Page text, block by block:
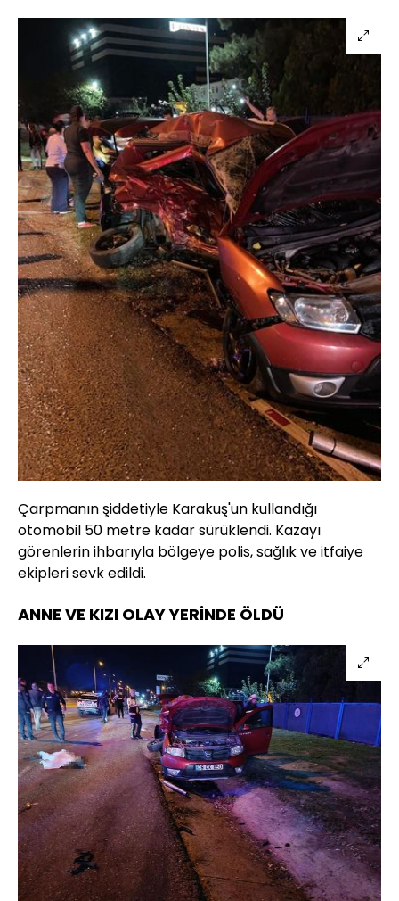
Çarpmanın şiddetiyle Karakuş'un kullandığı
otomobil 50 metre kadar sürüklendi. Kazayı
görenlerin ihbarıyla bölgeye polis, sağlık ve itfaiye
ekipleri sevk edildi.
ANNE VE KIZI OLAY YERİNDE ÖLDÜ